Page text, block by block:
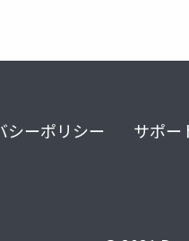
シーポリシー サポー